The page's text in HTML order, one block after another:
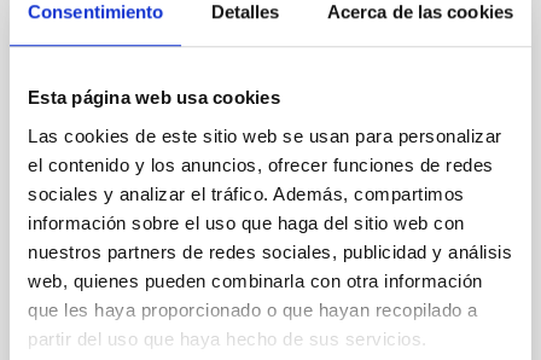
Consentimiento Detalles Acerca de las cookies
Esta página web usa cookies
Las cookies de este sitio web se usan para personalizar
el contenido y los anuncios, ofrecer funciones de redes
sociales y analizar el tráfico. Además, compartimos
información sobre el uso que haga del sitio web con
nuestros partners de redes sociales, publicidad y análisis
web, quienes pueden combinarla con otra información
que les haya proporcionado o que hayan recopilado a
partir del uso que haya hecho de sus servicios.
NOTA DE PRENSA
El IAC participa en el mayor estudio de la
masivas
Investigadores del Instituto de Astrofísica de
Canarias (IAC), en colaboración con el Instituto de
Ciencias del Cosmos de la Universidad de Barcelona
(ICCUB) y el Instituto de Estudios Espaciales de
Cataluña (IEEC), han llevado a cabo el mayor estudio
observacional realizado hasta la fecha sobre
estrellas fugitivas masivas en la Vía Láctea,